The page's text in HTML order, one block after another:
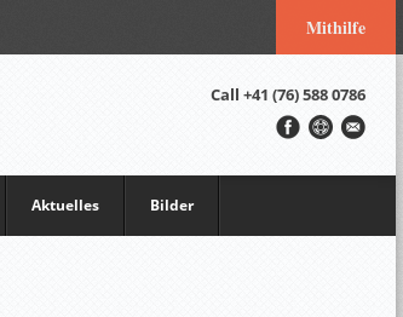
Mithilfe
Call +41 (76) 588 0786
Aktuelles Bilder